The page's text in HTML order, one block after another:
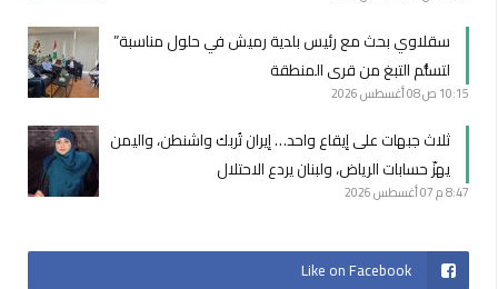
سقلاوي بحث مع رئيس بلدية رميش في حلول مناسبة”
لتسلُّم التبغ من قرى المنطقة
10:15 ص 08 أغسطس 2026
ثلاث جبهات على إيقاع واحد… إيران تُربك واشنطن، واليمن
يهزّ حسابات الرياض، ولبنان يردع الاحتلال
8:47 م 07 أغسطس 2026
Like on Facebook